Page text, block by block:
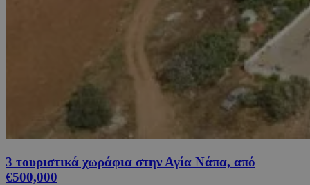
3 τουριστικά χωράφια στην Αγία Νάπα, από
€500,000